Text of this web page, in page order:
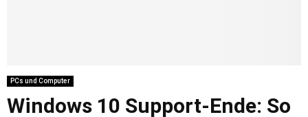
PCs und Computer
Windows 10 Support-Ende: So